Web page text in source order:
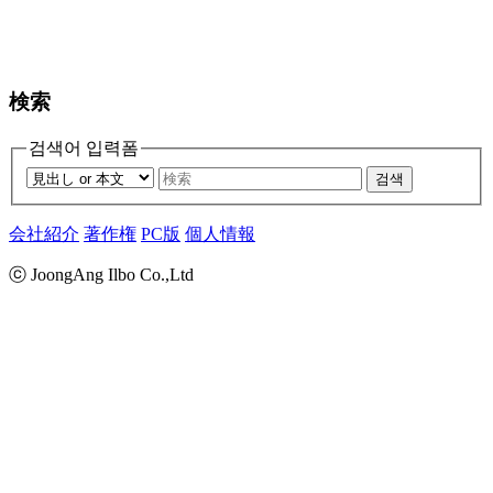
検索
검색어 입력폼
검색
会社紹介 著作権 PC版 個人情報
ⓒ JoongAng Ilbo Co.,Ltd